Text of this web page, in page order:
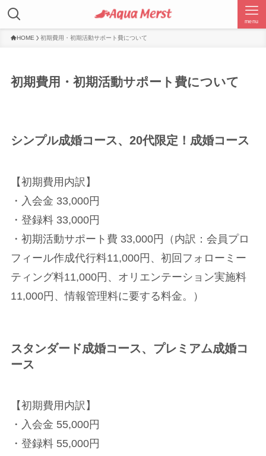
menu
HOME 初期費用・初期活動サポート費について
初期費用・初期活動サポート費について
シンプル成婚コース、20代限定！成婚コース
【初期費用内訳】
・入会金 33,000円
・登録料 33,000円
・初期活動サポート費 33,000円（内訳：会員プロ
フィール作成代行料11,000円、初回フォローミー
ティング料11,000円、オリエンテーション実施料
11,000円、情報管理料に要する料金。）
スタンダード成婚コース、プレミアム成婚コ
ース
【初期費用内訳】
・入会金 55,000円
・登録料 55,000円